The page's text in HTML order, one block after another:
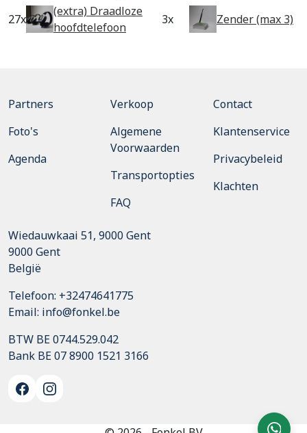
27x
(extra) Draadloze
hoofdtelefoon
3x Zender (max 3)
Partners
Foto's
Agenda
Verkoop
Algemene
Voorwaarden
Transportopties
FAQ
Contact
Klantenservice
Privacybeleid
Klachten
Wiedauwkaai 51, 9000 Gent
9000 Gent
België
Telefoon: +32474641775
Email: info@fonkel.be
BTW BE 0744.529.042
Bank BE 07 8900 1521 3166